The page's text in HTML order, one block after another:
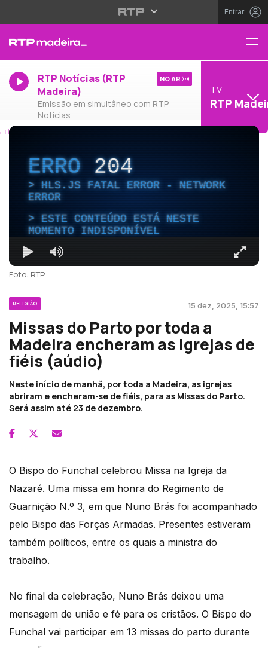
Entrar
RTP Notícias (RTP
Madeira)
Emissão em simultâneo com RTP
Notícias
NO AR
TV
RTP
ERRO204
HLS.JS FATAL ERROR - NETWORK
ERROR
ESTE CONTEÚDO ESTÁ NESTE
MOMENTO INDISPONÍVEL
Foto: RTP
RELIGIÃO 15 dez, 2025, 15:57
Missas do Parto por toda a
Madeira encheram as igrejas de
fiéis (aúdio)
Neste início de manhã, por toda a Madeira, as igrejas
abriram e encheram-se de fiéis, para as Missas do Parto.
Será assim até 23 de dezembro.
O Bispo do Funchal celebrou Missa na Igreja da
Nazaré. Uma missa em honra do Regimento de
Guarnição N.º 3, em que Nuno Brás foi acompanhado
pelo Bispo das Forças Armadas. Presentes estiveram
também políticos, entre os quais a ministra do
trabalho.
No final da celebração, Nuno Brás deixou uma
mensagem de união e fé para os cristãos. O Bispo do
Funchal vai participar em 13 missas do parto durante